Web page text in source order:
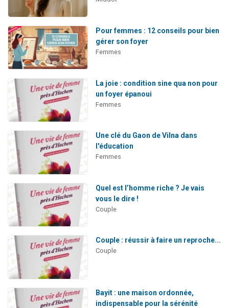
Pour femmes : 12 conseils pour bien
gérer son foyer
Femmes
La joie : condition sine qua non pour
un foyer épanoui
Femmes
Une clé du Gaon de Vilna dans
l'éducation
Femmes
Quel est l’homme riche ? Je vais
vous le dire !
Couple
Couple : réussir à faire un reproche...
Couple
Bayit : une maison ordonnée,
indispensable pour la sérénité